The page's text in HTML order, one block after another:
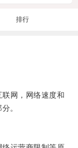
排行
网，网络速度和
。